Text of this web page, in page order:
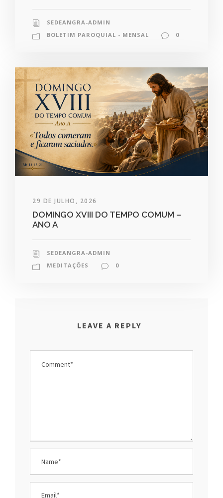
SEDEANGRA-ADMIN
BOLETIM PAROQUIAL - MENSAL
0
29 DE JULHO, 2026
DOMINGO XVIII DO TEMPO COMUM –
ANO A
SEDEANGRA-ADMIN
MEDITAÇÕES
0
LEAVE A REPLY